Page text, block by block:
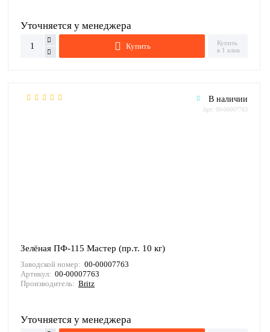
Уточняется у менеджера
Купить
Купить
в 1 клик
В наличии
Арт: 00-00007763
Зелёная ПФ-115 Мастер (пр.т. 10 кг)
Заводской номер: 00-00007763
Артикул: 00-00007763
Производитель: Britz
Уточняется у менеджера